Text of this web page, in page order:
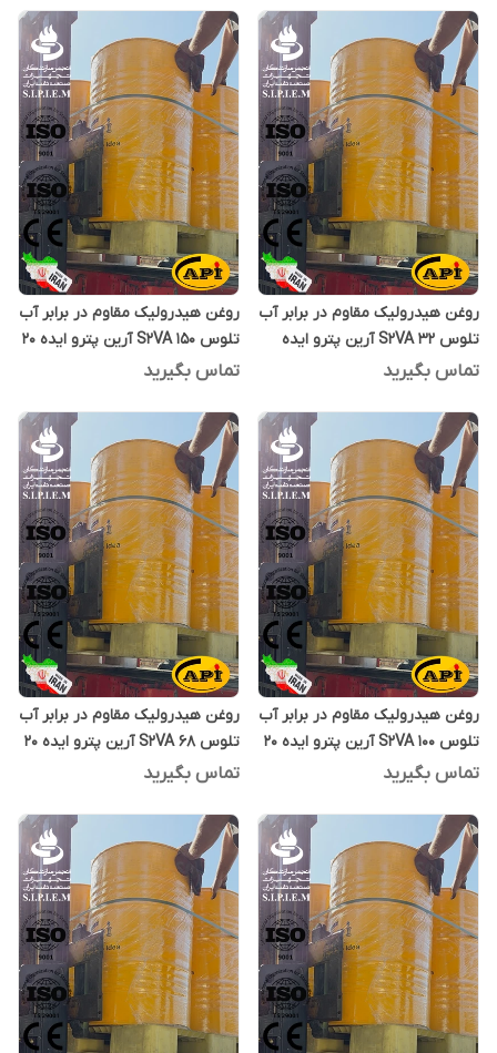
روغن هیدرولیک مقاوم در برابر آب
تلوس S2VA 32 آرین پترو ایده
بشکه 208 لیتری
تماس بگیرید
روغن هیدرولیک مقاوم در برابر آب
تلوس S2VA 150 آرین پترو ایده 20
لیتری
تماس بگیرید
روغن هیدرولیک مقاوم در برابر آب
تلوس S2VA 100 آرین پترو ایده 20
لیتری
تماس بگیرید
روغن هیدرولیک مقاوم در برابر آب
تلوس S2VA 68 آرین پترو ایده 20
لیتری
تماس بگیرید